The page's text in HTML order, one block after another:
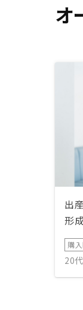
オ
出
形
購
20